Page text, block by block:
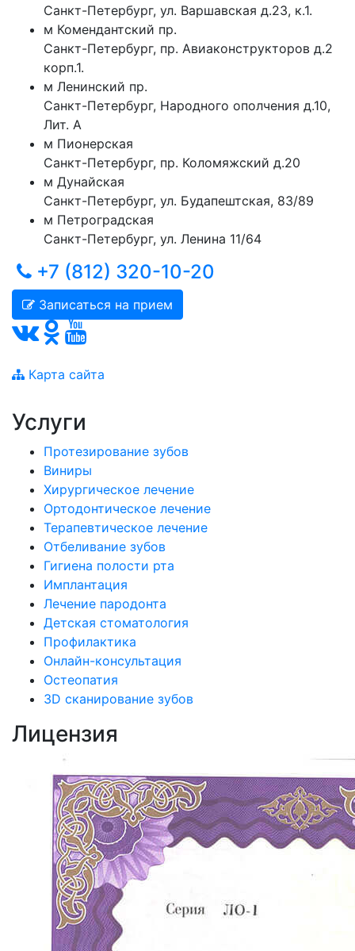
Санкт-Петербург, ул. Варшавская д.23, к.1.
м Комендантский пр.
Санкт-Петербург, пр. Авиаконструкторов д.2
корп.1.
м Ленинский пр.
Санкт-Петербург, Народного ополчения д.10,
Лит. А
м Пионерская
Санкт-Петербург, пр. Коломяжский д.20
м Дунайская
Санкт-Петербург, ул. Будапештская, 83/89
м Петроградская
Санкт-Петербург, ул. Ленина 11/64
+7 (812) 320-10-20
Записаться на прием
Карта сайта
Услуги
Протезирование зубов
Виниры
Хирургическое лечение
Ортодонтическое лечение
Терапевтическое лечение
Отбеливание зубов
Гигиена полости рта
Имплантация
Лечение пародонта
Детская стоматология
Профилактика
Онлайн-консультация
Остеопатия
3D сканирование зубов
Лицензия